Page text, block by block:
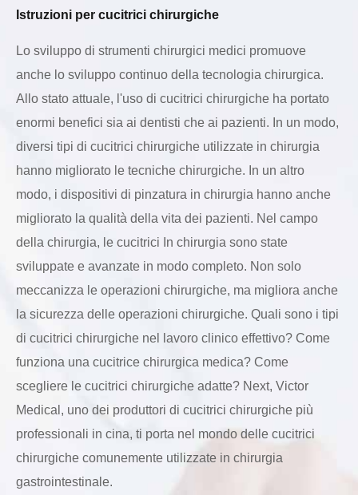
Istruzioni per cucitrici chirurgiche
Lo sviluppo di strumenti chirurgici medici promuove
anche lo sviluppo continuo della tecnologia chirurgica.
Allo stato attuale, l'uso di cucitrici chirurgiche ha portato
enormi benefici sia ai dentisti che ai pazienti. In un modo,
diversi tipi di cucitrici chirurgiche utilizzate in chirurgia
hanno migliorato le tecniche chirurgiche. In un altro
modo, i dispositivi di pinzatura in chirurgia hanno anche
migliorato la qualità della vita dei pazienti. Nel campo
della chirurgia, le cucitrici In chirurgia sono state
sviluppate e avanzate in modo completo. Non solo
meccanizza le operazioni chirurgiche, ma migliora anche
la sicurezza delle operazioni chirurgiche. Quali sono i tipi
di cucitrici chirurgiche nel lavoro clinico effettivo? Come
funziona una cucitrice chirurgica medica? Come
scegliere le cucitrici chirurgiche adatte? Next, Victor
Medical, uno dei produttori di cucitrici chirurgiche più
professionali in cina, ti porta nel mondo delle cucitrici
chirurgiche comunemente utilizzate in chirurgia
gastrointestinale.